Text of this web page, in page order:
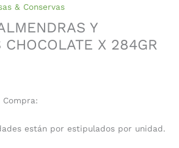
& Conservas
Y
CHOCOLATE X 284GR
están por estipulados por unidad.